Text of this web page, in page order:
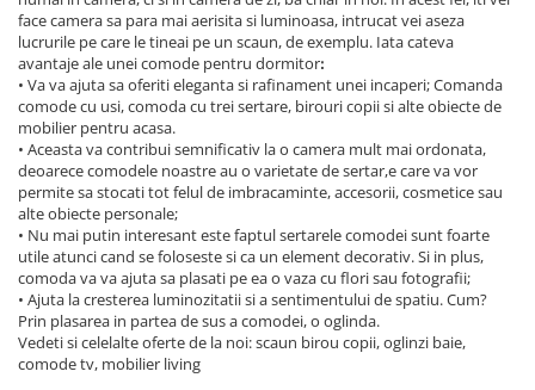
face camera sa para mai aerisita si luminoasa, intrucat vei aseza
lucrurile pe care le tineai pe un scaun, de exemplu. Iata cateva
avantaje ale unei comode pentru dormitorꓽ
• Va va ajuta sa oferiti eleganta si rafinament unei incaperi; Comanda
comode cu usi, comoda cu trei sertare, birouri copii si alte obiecte de
mobilier pentru acasa.
• Aceasta va contribui semnificativ la o camera mult mai ordonata,
deoarece comodele noastre au o varietate de sertar,e care va vor
permite sa stocati tot felul de imbracaminte, accesorii, cosmetice sau
alte obiecte personale;
• Nu mai putin interesant este faptul sertarele comodei sunt foarte
utile atunci cand se foloseste si ca un element decorativ. Si in plus,
comoda va va ajuta sa plasati pe ea o vaza cu flori sau fotografii;
• Ajuta la cresterea luminozitatii si a sentimentului de spatiu. Cum?
Prin plasarea in partea de sus a comodei, o oglinda.
Vedeti si celelalte oferte de la noi: scaun birou copii, oglinzi baie,
comode tv, mobilier living